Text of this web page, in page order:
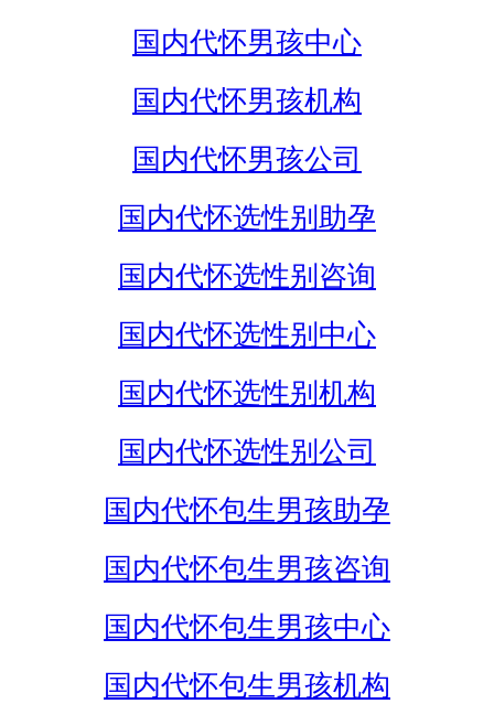
国内代怀男孩中心
国内代怀男孩机构
国内代怀男孩公司
国内代怀选性别助孕
国内代怀选性别咨询
国内代怀选性别中心
国内代怀选性别机构
国内代怀选性别公司
国内代怀包生男孩助孕
国内代怀包生男孩咨询
国内代怀包生男孩中心
国内代怀包生男孩机构